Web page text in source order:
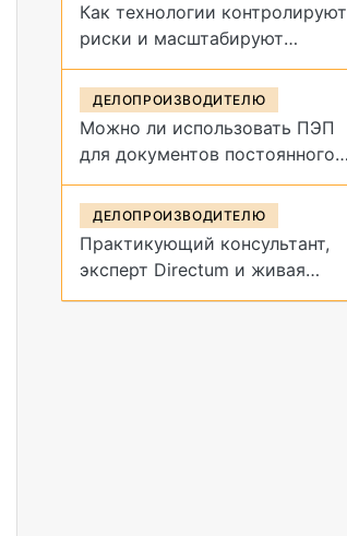
Как технологии контролируют
риски и масштабируют
управление договорами
ДЕЛОПРОИЗВОДИТЕЛЮ
Можно ли использовать ПЭП
для документов постоянного
срока хранения?
ДЕЛОПРОИЗВОДИТЕЛЮ
Практикующий консультант,
эксперт Directum и живая
демонстрация архивных